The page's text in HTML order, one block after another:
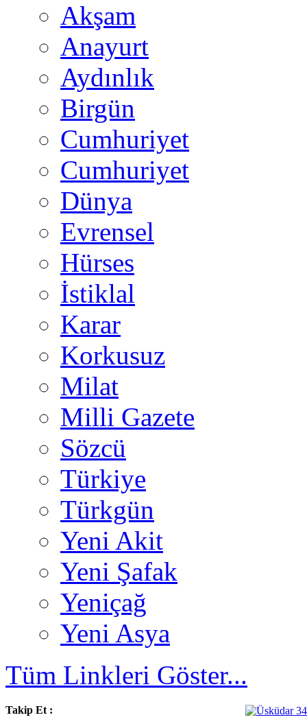
Akşam
Anayurt
Aydınlık
Birgün
Cumhuriyet
Cumhuriyet
Dünya
Evrensel
Hürses
İstiklal
Karar
Korkusuz
Milat
Milli Gazete
Sözcü
Türkiye
Türkgün
Yeni Akit
Yeni Şafak
Yeniçağ
Yeni Asya
Tüm Linkleri Göster...
Takip Et :